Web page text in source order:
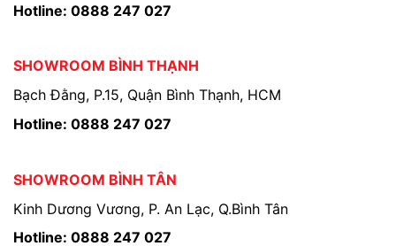
Hotline: 0888 247 027
SHOWROOM BÌNH THẠNH
Bạch Đằng, P.15, Quận Bình Thạnh, HCM
Hotline: 0888 247 027
SHOWROOM BÌNH TÂN
Kinh Dương Vương, P. An Lạc, Q.Bình Tân
Hotline: 0888 247 027